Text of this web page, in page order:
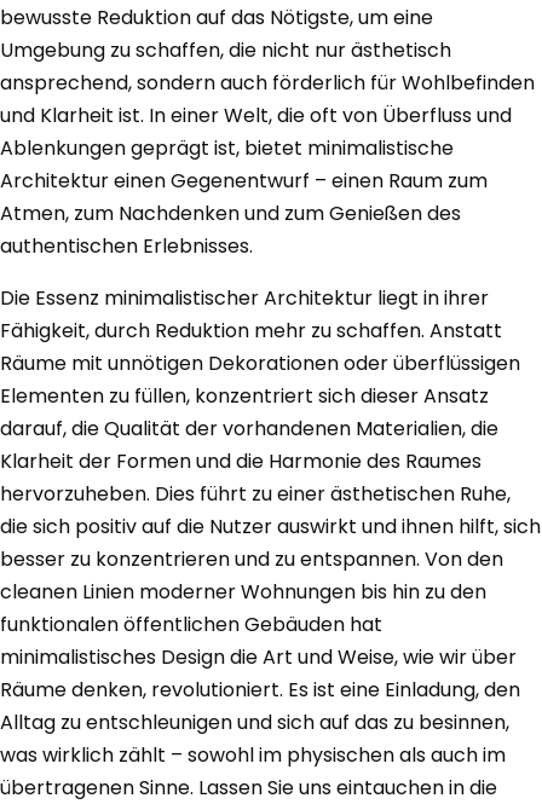
bewusste Reduktion auf das Nötigste, um eine
Umgebung zu schaffen, die nicht nur ästhetisch
ansprechend, sondern auch förderlich für Wohlbefinden
und Klarheit ist. In einer Welt, die oft von Überfluss und
Ablenkungen geprägt ist, bietet minimalistische
Architektur einen Gegenentwurf – einen Raum zum
Atmen, zum Nachdenken und zum Genießen des
authentischen Erlebnisses.
Die Essenz minimalistischer Architektur liegt in ihrer
Fähigkeit, durch Reduktion mehr zu schaffen. Anstatt
Räume mit unnötigen Dekorationen oder überflüssigen
Elementen zu füllen, konzentriert sich dieser Ansatz
darauf, die Qualität der vorhandenen Materialien, die
Klarheit der Formen und die Harmonie des Raumes
hervorzuheben. Dies führt zu einer ästhetischen Ruhe,
die sich positiv auf die Nutzer auswirkt und ihnen hilft, sich
besser zu konzentrieren und zu entspannen. Von den
cleanen Linien moderner Wohnungen bis hin zu den
funktionalen öffentlichen Gebäuden hat
minimalistisches Design die Art und Weise, wie wir über
Räume denken, revolutioniert. Es ist eine Einladung, den
Alltag zu entschleunigen und sich auf das zu besinnen,
was wirklich zählt – sowohl im physischen als auch im
übertragenen Sinne. Lassen Sie uns eintauchen in die